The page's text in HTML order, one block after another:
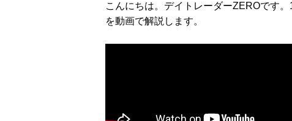
こんにちは。デイトレーダーZEROです
を動画で解説します。